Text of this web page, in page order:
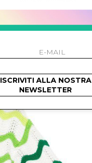
ISCRIVITI ALLA NOSTRA
NEWSLETTER